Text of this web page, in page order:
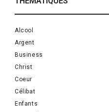
Alcool
Argent
Business
Christ
Coeur
Célibat
Enfants